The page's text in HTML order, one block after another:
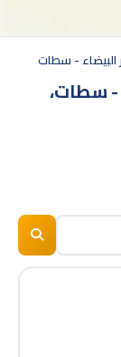
البيضاء - سطات
- سطات،